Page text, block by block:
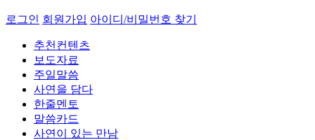
로그인 회원가입 아이디/비밀번호 찾기
추천컨텐츠
보도자료
주일말씀
사연을 담다
한줄멘토
말씀카드
사연이 있는 만남